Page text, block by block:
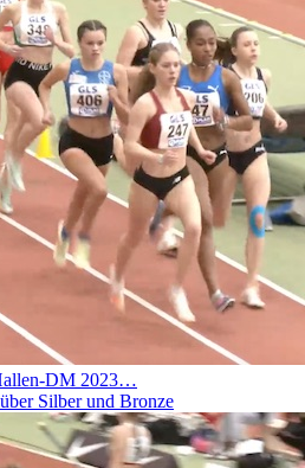
DM 2023…
Silber und Bronze